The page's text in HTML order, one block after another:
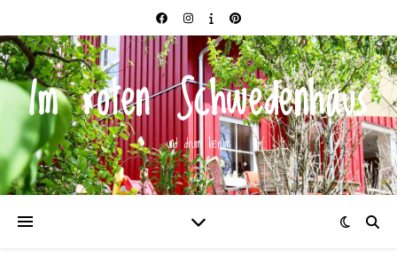
Im roten Schwedenhaus
und drum herum